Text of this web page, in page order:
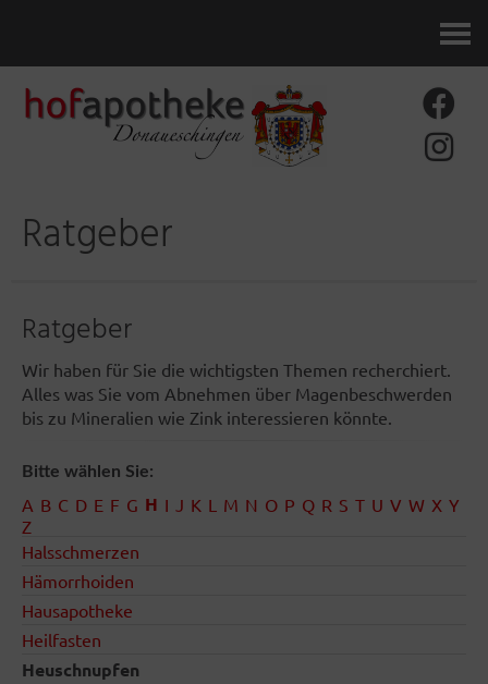
Ratgeber
Ratgeber
Wir haben für Sie die wichtigsten Themen recherchiert.
Alles was Sie vom Abnehmen über Magenbeschwerden
bis zu Mineralien wie Zink interessieren könnte.
Bitte wählen Sie:
A B C D E F G H I J K L M N O P Q R S T U V W X Y
Z
Halsschmerzen
Hämorrhoiden
Hausapotheke
Heilfasten
Heuschnupfen